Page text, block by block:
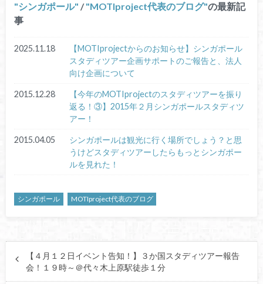
シンガポール / MOTIproject代表のブログ の最新記
事
2025.11.18
【MOTIprojectからのお知らせ】シンガポール
スタディツアー企画サポートのご報告と、法人
向け企画について
2015.12.28
【今年のMOTIprojectのスタディツアーを振り
返る！③】2015年２月シンガポールスタディツ
アー！
2015.04.05
シンガポールは観光に行く場所でしょう？と思
うけどスタディツアーしたらもっとシンガポー
ルを見れた！
シンガポール MOTIproject代表のブログ
【４月１２日イベント告知！】３か国スタディツアー報告
会！１９時～＠代々木上原駅徒歩１分